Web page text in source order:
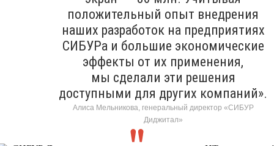
положительный опыт внедрения
наших разработок на предприятиях
СИБУРа и большие экономические
эффекты от их применения,
мы сделали эти решения
доступными для других компаний».
Алиса Мельникова, генеральный директор «СИБУР
Диджитал»